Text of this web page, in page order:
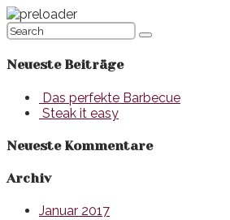
Neueste Beiträge
Das perfekte Barbecue
Steak it easy
Neueste Kommentare
Archiv
Januar 2017